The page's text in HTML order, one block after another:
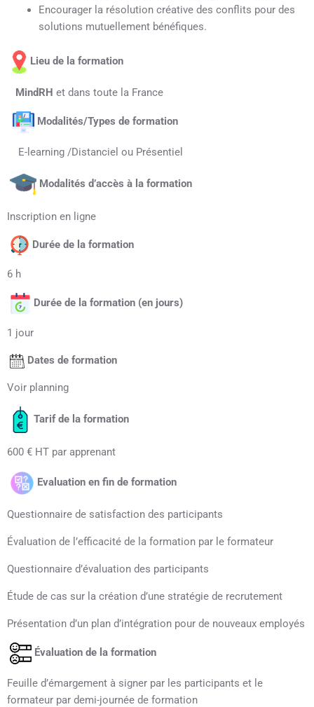
Encourager la résolution créative des conflits pour des
solutions mutuellement bénéfiques.
Lieu de la formation
MindRH et dans toute la France
Modalités/Types de formation
E-learning /Distanciel ou Présentiel
Modalités d’accès à la formation
Inscription en ligne
Durée de la formation
6 h
Durée de la formation (en jours)
1 jour
Dates de formation
Voir planning
Tarif de la formation
600 € HT par apprenant
Evaluation en fin de formation
Questionnaire de satisfaction des participants
Évaluation de l’efficacité de la formation par le formateur
Questionnaire d’évaluation des participants
Étude de cas sur la création d’une stratégie de recrutement
Présentation d’un plan d’intégration pour de nouveaux employés
Évaluation de la formation
Feuille d’émargement à signer par les participants et le
formateur par demi-journée de formation